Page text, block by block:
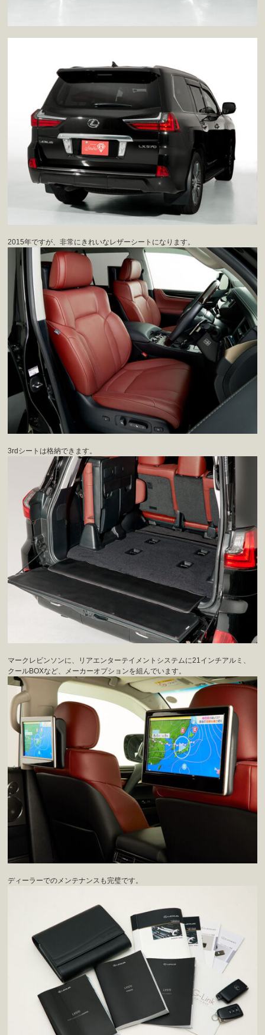
2015年ですが、非常にきれいなレザーシートになります。
3rdシートは格納できます。
マークレビンソンに、リアエンターテイメントシステムに21インチアルミ、
クールBOXなど、メーカーオプションを組んでいます。
ディーラーでのメンテナンスも完璧です。